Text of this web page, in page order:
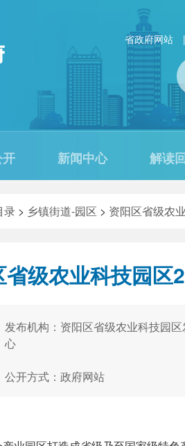
省政府网站 |
新闻中心 解读
录 > 乡镇街道-园区 > 资阳区省级农
省级农业科技园区
发布机构：资阳区省级农业科技园
心
公开方式：政府网站